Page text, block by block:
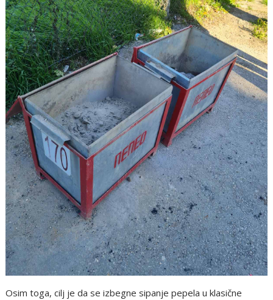
Osim toga, cilj je da se izbegne sipanje pepela u klasične